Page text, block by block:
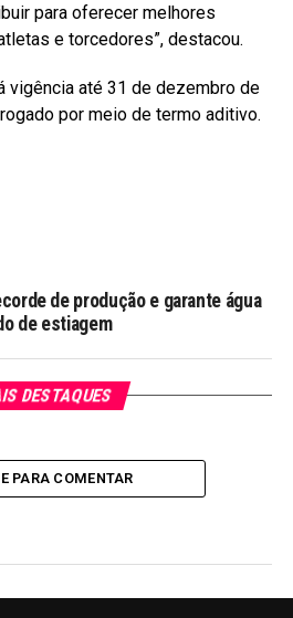
para oferecer melhores
e torcedores”, destacou.
vigência até 31 de dezembro de
por meio de termo aditivo.
de produção e garante água
de estiagem
DESTAQUES
PARA COMENTAR